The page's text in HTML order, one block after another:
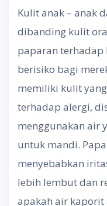
Kulit anak – anak
dibanding kulit
paparan
berisiko bagi
memiliki kulit
terhadap alergi,
menggunakan air
untuk mandi.
menyebabkan
lebih lembut dan
apakah air kaporit